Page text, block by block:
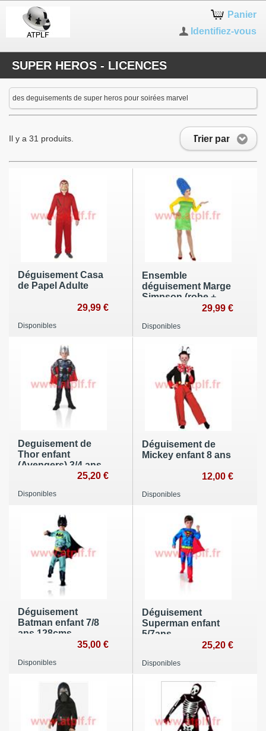
Panier
Identifiez-vous
SUPER HEROS - LICENCES
des deguisements de super heros pour soirées marvel
Trier par
Il y a 31 produits.
Déguisement Casa
de Papel Adulte
29,99 €
Disponibles
Ensemble
déguisement Marge
Simpson (robe +
29,99 €
Disponibles
Deguisement de
Thor enfant
(Avengers) 3/4 ans
25,20 €
Disponibles
Déguisement de
Mickey enfant 8 ans
12,00 €
Disponibles
Déguisement
Batman enfant 7/8
ans 128cms
35,00 €
Disponibles
Déguisement
Superman enfant
5/7ans
25,20 €
Disponibles